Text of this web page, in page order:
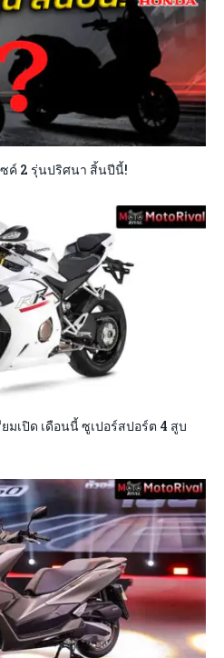
ซค์ 2 รุ่นปริศนา สิ้นปีนี้!
มเปิด เดือนนี้ ซูเปอร์สปอร์ต 4 สูบ